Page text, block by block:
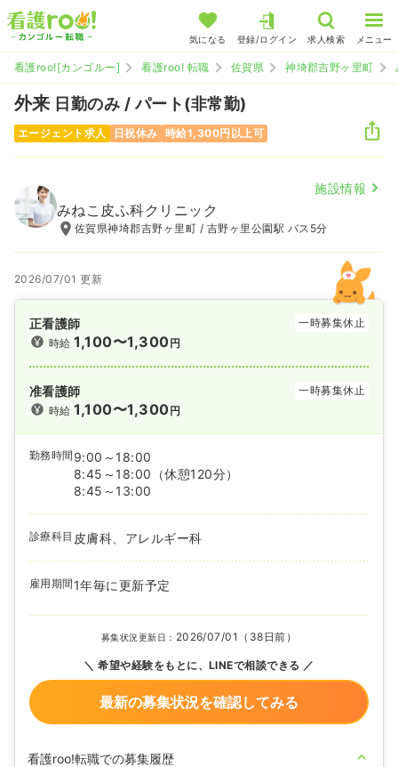
気になる 登録/ログイン 求人検索 メニュー
看護roo![カンゴルー] 看護roo! 転職 佐賀県 神埼郡吉野ヶ里町
外来 日勤のみ / パート(非常勤)
エージェント求人 日祝休み 時給1,300円以上可
施設情報
みねこ皮ふ科クリニック
佐賀県神埼郡吉野ヶ里町 / 吉野ヶ里公園駅 バス5分
2026/07/01 更新
正看護師
一時募集休止
時給1,100〜1,300円
准看護師
一時募集休止
時給1,100〜1,300円
勤務時間 9:00～18:00
8:45～18:00
（休憩120分）
8:45～13:00
診療科目 皮膚科、アレルギー科
雇用期間 1年毎に更新予定
募集状況更新日： 2026/07/01（38日前）
希望や経験をもとに、LINEで相談できる
最新の募集状況を確認してみる
看護roo!転職での募集履歴